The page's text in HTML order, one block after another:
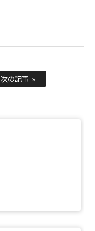
次の記事 »